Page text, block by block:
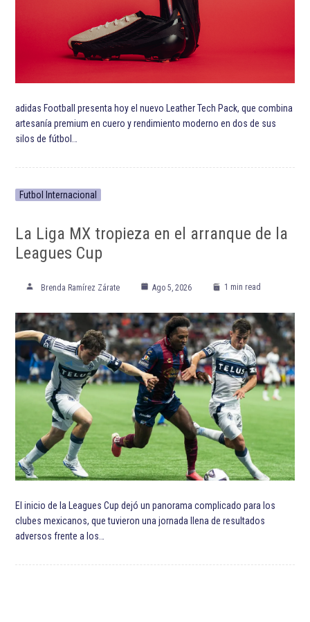
adidas Football presenta hoy el nuevo Leather Tech Pack, que combina
artesanía premium en cuero y rendimiento moderno en dos de sus
silos de fútbol…
Futbol Internacional
La Liga MX tropieza en el arranque de la
Leagues Cup
Brenda Ramírez Zárate Ago 5, 2026 1 min read
El inicio de la Leagues Cup dejó un panorama complicado para los
clubes mexicanos, que tuvieron una jornada llena de resultados
adversos frente a los…